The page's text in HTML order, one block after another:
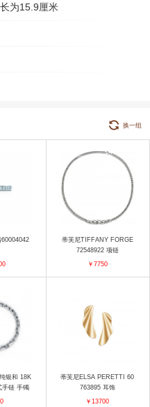
为15.9厘米
换一组
60004042
蒂芙尼TIFFANY FORGE
72548922 项链
￥7750
银和 18K
手链 手镯
蒂芙尼ELSA PERETTI 60
763895 耳饰
￥13700